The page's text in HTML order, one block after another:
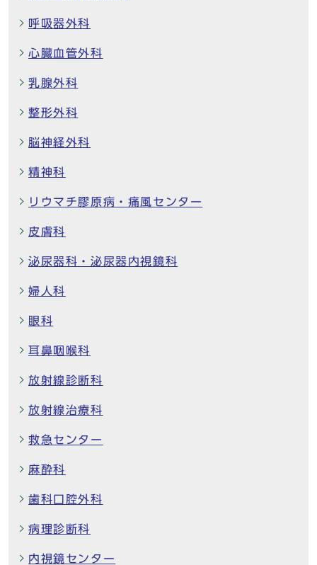
呼吸器外科
心臓血管外科
乳腺外科
整形外科
脳神経外科
精神科
リウマチ膠原病・痛風センター
皮膚科
泌尿器科・泌尿器内視鏡科
婦人科
眼科
耳鼻咽喉科
放射線診断科
放射線治療科
救急センター
麻酔科
歯科口腔外科
病理診断科
内視鏡センター